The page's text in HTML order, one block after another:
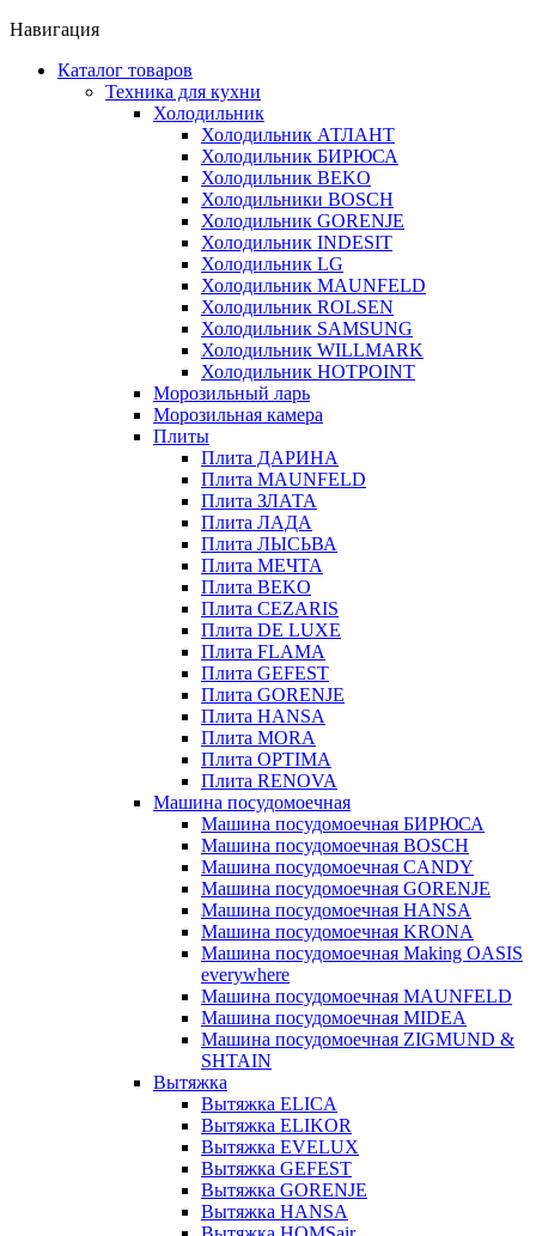
Навигация
Каталог товаров
Техника для кухни
Холодильник
Холодильник АТЛАНТ
Холодильник БИРЮСА
Холодильник BEKO
Холодильники BOSCH
Холодильник GORENJE
Холодильник INDESIT
Холодильник LG
Холодильник MAUNFELD
Холодильник ROLSEN
Холодильник SAMSUNG
Холодильник WILLMARK
Холодильник HOTPOINT
Морозильный ларь
Морозильная камера
Плиты
Плита ДАРИНА
Плита MAUNFELD
Плита ЗЛАТА
Плита ЛАДА
Плита ЛЫСЬВА
Плита МЕЧТА
Плита BEKO
Плита CEZARIS
Плита DE LUXE
Плита FLAMA
Плита GEFEST
Плита GORENJE
Плита HANSA
Плита MORA
Плита OPTIMA
Плита RENOVA
Машина посудомоечная
Машина посудомоечная БИРЮСА
Машина посудомоечная BOSCH
Машина посудомоечная CANDY
Машина посудомоечная GORENJE
Машина посудомоечная HANSA
Машина посудомоечная KRONA
Машина посудомоечная Making OASIS
everywhere
Машина посудомоечная MAUNFELD
Машина посудомоечная MIDEA
Машина посудомоечная ZIGMUND &
SHTAIN
Вытяжка
Вытяжка ELICA
Вытяжка ELIKOR
Вытяжка EVELUX
Вытяжка GEFEST
Вытяжка GORENJE
Вытяжка HANSA